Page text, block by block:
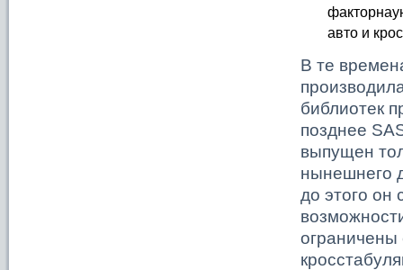
авто и
В те
библиотек
позднее
выпущен
нынешнего
до этого он
ограничены